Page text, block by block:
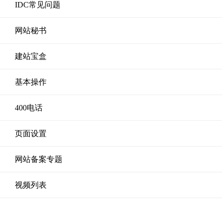
IDC常见问题
网站秘书
建站宝盒
基本操作
400电话
页面设置
网站备案专题
视频列表